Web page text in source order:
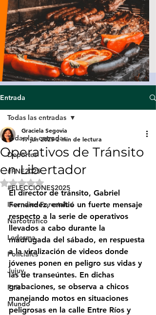
Entrada
Todas las entradas
Deportes
#FNE2025
#ELECCIONES2025
Incendios Forestales
Narcotráfico
Ledesma
Policiales
Jujuy
País
Mundo
Todas las entradas
Operativos de Tránsito
en Libertador
Graciela Segovia
17 jun 2025 2 min de lectura
Obtuvo NaN de 5 estrellas.
El director de tránsito, Gabriel
Fernandez, emitió un fuerte mensaje
respecto a la serie de operativos
llevados a cabo durante la
madrugada del sábado, en respuesta
a la viralización de videos donde
jóvenes ponen en peligro sus vidas y
las de transeúntes. En dichas
grabaciones, se observa a chicos
manejando motos en situaciones
peligrosas en la calle Entre Ríos y